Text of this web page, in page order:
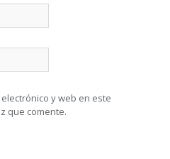
y web en este
que comente.